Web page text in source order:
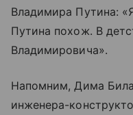
Владимира Путина:
Путина похож. В
Владимировича».
Напомним, Дима
инженера-